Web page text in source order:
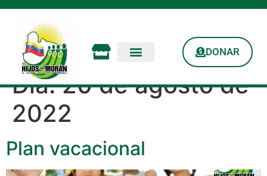
DONAR
Día:20 de agosto de
2022
Plan vacacional